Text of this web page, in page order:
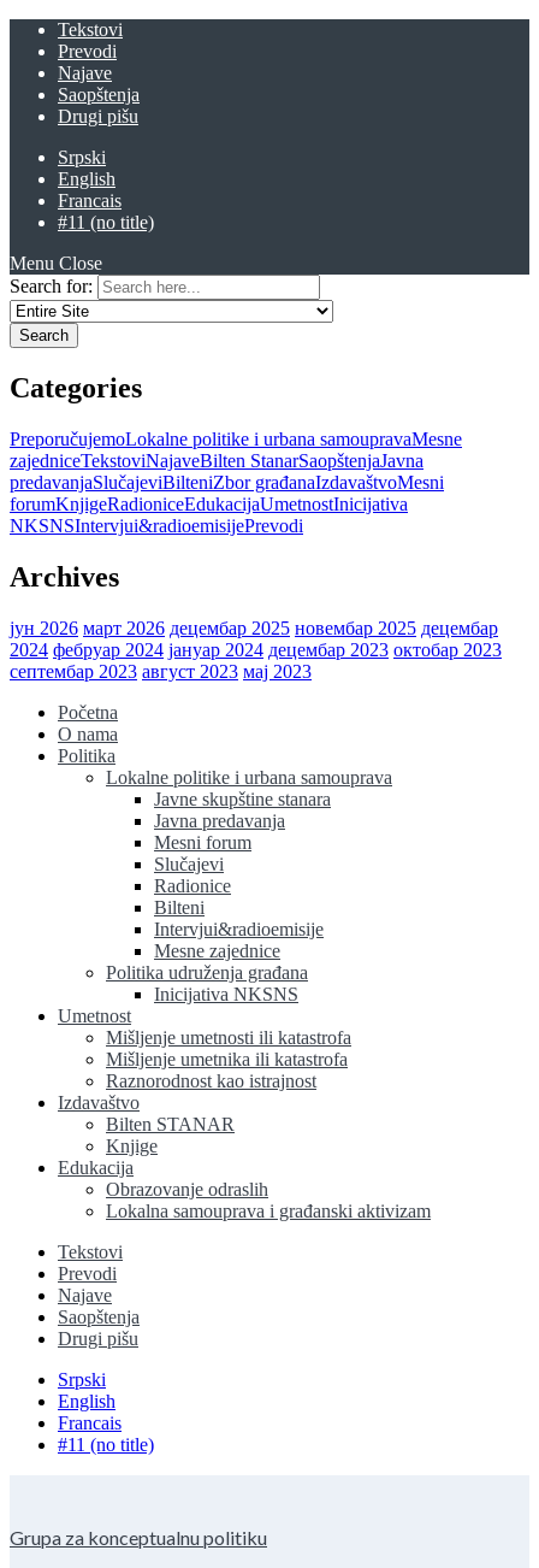
Tekstovi
Prevodi
Najave
Saopštenja
Drugi pišu
Srpski
English
Francais
#11 (no title)
Menu Close
Search for:
Categories
PreporučujemoLokalne politike i urbana samoupravaMesne
zajedniceTekstoviNajaveBilten StanarSaopštenjaJavna
predavanjaSlučajeviBilteniZbor građanaIzdavaštvoMesni
forumKnjigeRadioniceEdukacijaUmetnostInicijativa
NKSNSIntervjui&radioemisijePrevodi
Archives
јун 2026 март 2026 децембар 2025 новембар 2025 децембар
2024 фебруар 2024 јануар 2024 децембар 2023 октобар 2023
септембар 2023 август 2023 мај 2023
Početna
O nama
Politika
Lokalne politike i urbana samouprava
Javne skupštine stanara
Javna predavanja
Mesni forum
Slučajevi
Radionice
Bilteni
Intervjui&radioemisije
Mesne zajednice
Politika udruženja građana
Inicijativa NKSNS
Umetnost
Mišljenje umetnosti ili katastrofa
Mišljenje umetnika ili katastrofa
Raznorodnost kao istrajnost
Izdavaštvo
Bilten STANAR
Knjige
Edukacija
Obrazovanje odraslih
Lokalna samouprava i građanski aktivizam
Tekstovi
Prevodi
Najave
Saopštenja
Drugi pišu
Srpski
English
Francais
#11 (no title)
Grupa za konceptualnu politiku